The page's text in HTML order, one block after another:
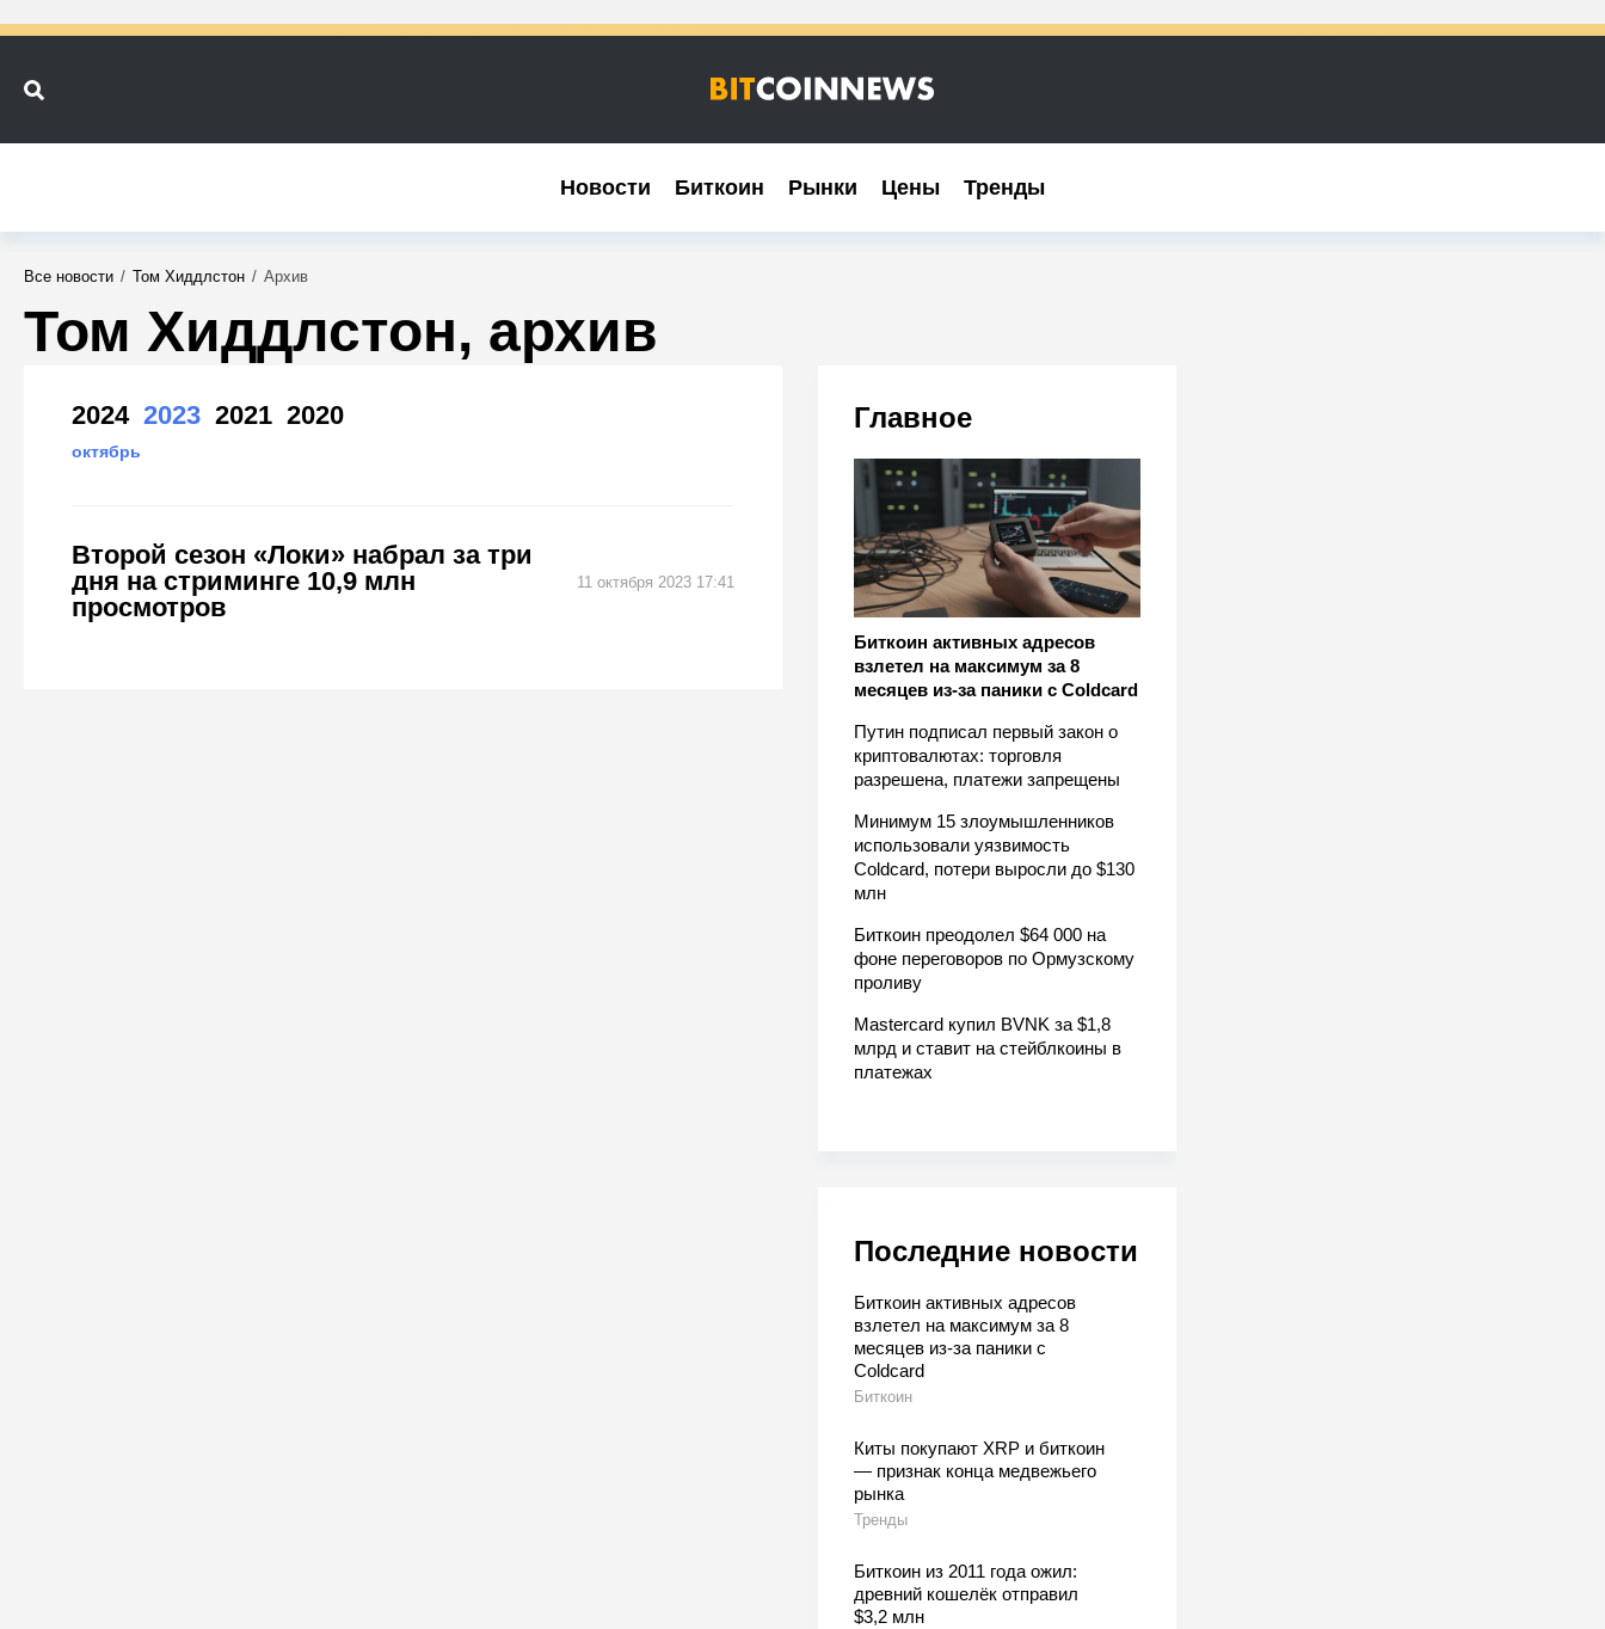
Новости Биткоин Рынки Цены Тренды
Новости Биткоин Рынки Цены Тренды
Все новости / Том Хиддлстон / Архив
Том Хиддлстон, архив
2024 2023 2021 2020
октябрь
Второй сезон «Локи» набрал за три
дня на стриминге 10,9 млн
просмотров
11 октября 2023 17:41
Главное
Биткоин активных адресов
взлетел на максимум за 8
месяцев из-за паники с Coldcard
Путин подписал первый закон о
криптовалютах: торговля
разрешена, платежи запрещены
Минимум 15 злоумышленников
использовали уязвимость
Coldcard, потери выросли до $130
млн
Биткоин преодолел $64 000 на
фоне переговоров по Ормузскому
проливу
Mastercard купил BVNK за $1,8
млрд и ставит на стейблкоины в
платежах
Последние новости
Биткоин активных адресов
взлетел на максимум за 8
месяцев из-за паники с
Coldcard
Биткоин
Киты покупают XRP и биткоин
— признак конца медвежьего
рынка
Тренды
Биткоин из 2011 года ожил:
древний кошелёк отправил
$3,2 млн